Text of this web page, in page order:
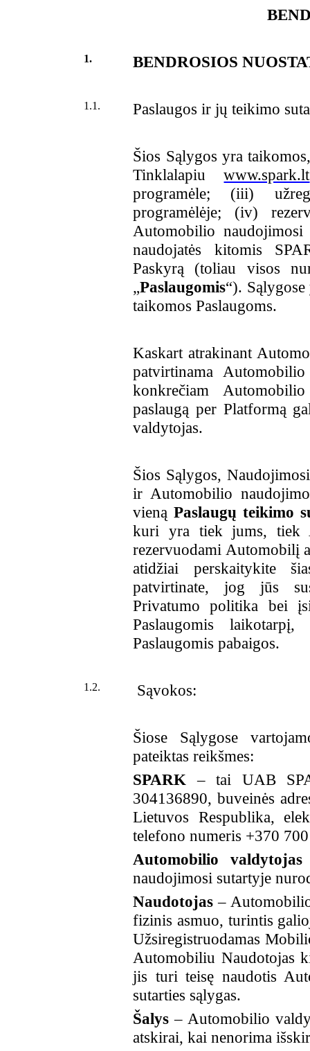
1. BENDROSIOS
1.1. Paslaugos ir jų teikimo
Šios Sąlygos yra
Tinklalapiuwww.spark.lt
programėle; (iii)
programėlėje; (iv)
Automobilio
naudojatės kitomis
Paskyrą (toliau visos
„Paslaugomis“).
taikomos Paslaugoms.
Kaskart atrakinant
patvirtinama
konkrečiam
paslaugą per Platformą
valdytojas.
Šios Sąlygos,
ir Automobilio
vienąPaslaugų teikimo
kuri yra tiek jums, tiek
rezervuodami Automobilį
atidžiai perskaitykite
patvirtinate, jog jūs
Privatumo politika bei
Paslaugomis
Paslaugomis pabaigos.
1.2. Sąvokos:
Šiose Sąlygose
pateiktas reikšmes:
SPARK – tai UAB
304136890, buveinės
Lietuvos Respublika,
telefono numeris +370
Automobilio valdytojas
naudojimosi sutartyje
Naudotojas –
fizinis asmuo, turintis
Užsiregistruodamas
Automobiliu Naudotojas
jis turi teisę naudotis
sutarties sąlygas.
Šalys – Automobilio
atskirai, kai nenorima